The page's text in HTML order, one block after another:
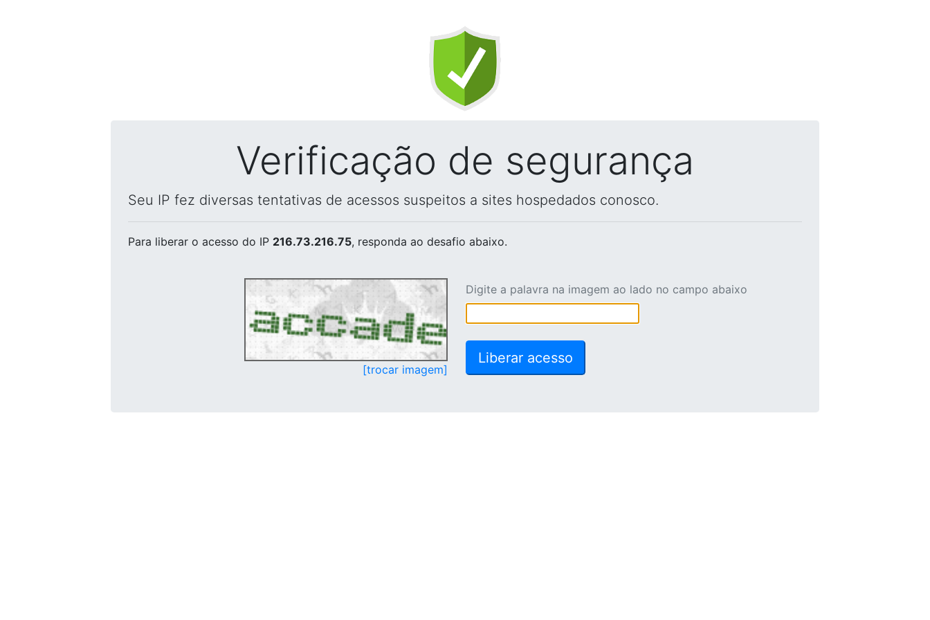
Verificação de segurança
Seu IP fez diversas tentativas de acessos suspeitos a sites hospedados conosco.
Para liberar o acesso do IP 216.73.216.75, responda ao desafio abaixo.
[trocar imagem]
Digite a palavra na imagem ao lado no campo abaixo